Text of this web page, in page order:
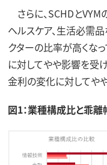
さらに、SCHDと
ヘルスケア、生活必需
クターの比率が高くな
に対してやや影響を受
金利の変化に対してや
図1：業種構成比と乖離